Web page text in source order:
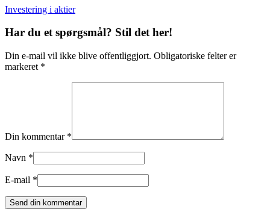
Investering i aktier
Har du et spørgsmål? Stil det her!
Din e-mail vil ikke blive offentliggjort. Obligatoriske felter er
markeret *
Din kommentar *
Navn *
E-mail *